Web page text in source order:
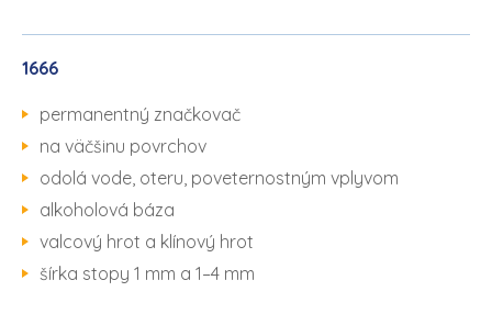
1666
permanentný značkovač
na väčšinu povrchov
odolá vode, oteru, poveternostným vplyvom
alkoholová báza
valcový hrot a klínový hrot
šírka stopy 1 mm a 1–4 mm